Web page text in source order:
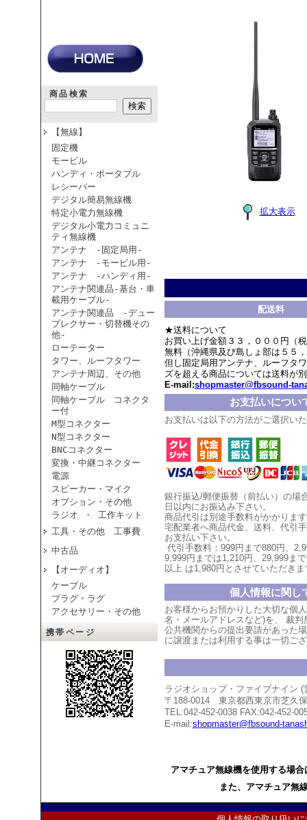
商品検索
【無線】
固定機
モービル
ハンディ・ポータブル
レシーバー
デジタル簡易無線機
特定小電力無線機
デジタル小電力コミュニ
ティ無線機
アンテナ -固定局用-
アンテナ -モービル用-
アンテナ -ハンディ用-
アンテナ関連品-基台・車
載用ケーブル-
アンテナ関連品 -デュー
プレクサー・切替機その
他-
ローテーター
タワー、ルーフタワー
アンテナ周辺、その他
同軸ケーブル
同軸ケーブル コネクタ
ー付
M型コネクター
N型コネクター
BNCコネクター
変換・中継コネクター
電源
スピーカー・マイク
オプション・その他
ラジオ ・ 工作キット
工具・その他 工事費
中古品
【オーディオ】
ケーブル
プラグ・ラグ
アクセサリー・その他
携帯ページ
拡大表示
配送料
★送料について
お買い上げ金額３３，０００円（
無料（沖縄県及び島しょ部は５５
但し固定局用アンテナ、ルーフタ
ズを超える商品については送料が
E-mail:shopmaster@fbsound-
お支払いについ
お支払いは以下の方法がご選択い
銀行振込/郵便振替（前払い）の場
日以内にお振込み下さい。
商品代引は別途手数料がかかりま
宅配業者へ商品代金、送料、代引
お支払い下さい。
代引手数料：999円まで880円、
9,999円までは1,210円、 29,999まで
以上 は1,980円とさせていただき
個人情報に関し
お客様からお預かりした大切な個
名・メールアドレスなど)を、 裁判
公共機関からの提出要請があった
に譲渡または利用する事は一切ご
ラジオショップ・ファイブナイン
〒188-0014 東京都西東京市芝久
TEL:042-452-0038 FAX:042-452-
E-mail:shopmaster@fbsound-
アマチュア無線機を使用する場
また、アマチュア無